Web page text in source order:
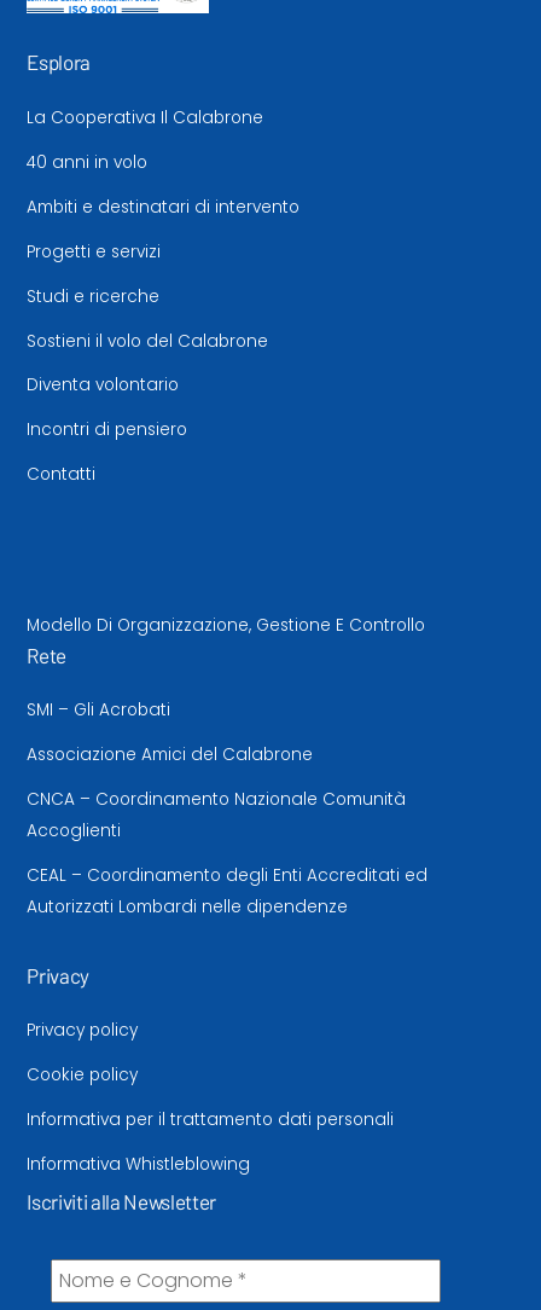
Esplora
La Cooperativa Il Calabrone
40 anni in volo
Ambiti e destinatari di intervento
Progetti e servizi
Studi e ricerche
Sostieni il volo del Calabrone
Diventa volontario
Incontri di pensiero
Contatti
Modello Di Organizzazione, Gestione E Controllo
Rete
SMI – Gli Acrobati
Associazione Amici del Calabrone
CNCA – Coordinamento Nazionale Comunità
Accoglienti
CEAL – Coordinamento degli Enti Accreditati ed
Autorizzati Lombardi nelle dipendenze
Privacy
Privacy policy
Cookie policy
Informativa per il trattamento dati personali
Informativa Whistleblowing
Iscriviti alla Newsletter